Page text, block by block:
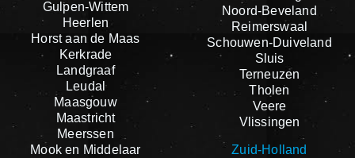
Gulpen-Wittem
Heerlen
Horst aan de Maas
Kerkrade
Landgraaf
Leudal
Maasgouw
Maastricht
Meerssen
Mook en Middelaar
Noord-Beveland
Reimerswaal
Schouwen-Duiveland
Sluis
Terneuzen
Tholen
Veere
Vlissingen
Zuid-Holland